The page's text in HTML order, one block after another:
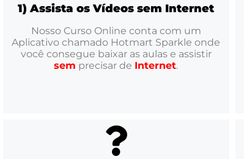
1) Assista os Vídeos sem Internet
Nosso Curso Online conta com um
Aplicativo chamado Hotmart Sparkle onde
você consegue baixar as aulas e assistir
sem precisar de Internet.